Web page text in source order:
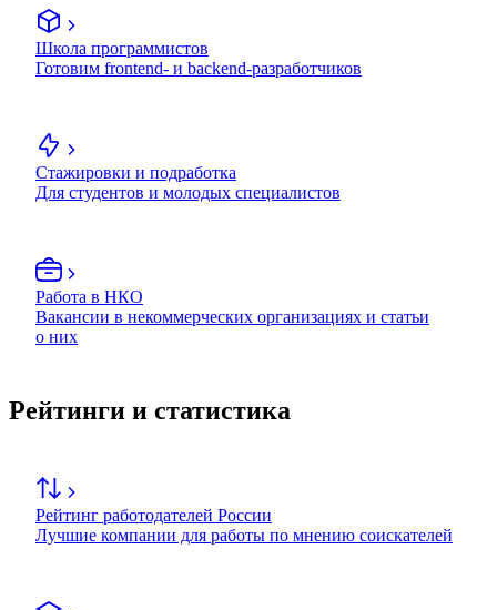
Школа программистов
Готовим frontend- и backend-разработчиков
Стажировки и подработка
Для студентов и молодых специалистов
Работа в НКО
Вакансии в некоммерческих организациях и статьи
о них
Рейтинги и статистика
Рейтинг работодателей России
Лучшие компании для работы по мнению соискателей